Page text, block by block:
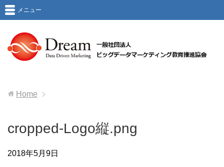
メニュー
Home
cropped-Logo縦.png
2018年5月9日